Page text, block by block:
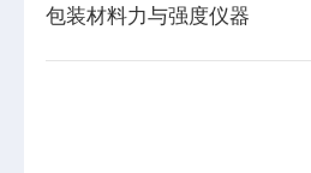
包装材料力与强度仪器